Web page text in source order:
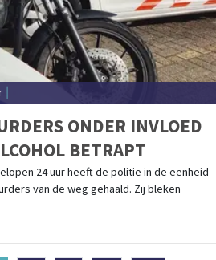
ONDER INVLOED
BETRAPT
24 uur heeft de politie in de eenheid
van de weg gehaald. Zij bleken